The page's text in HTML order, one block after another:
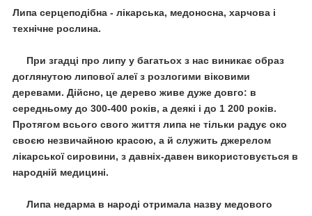
Липа серцеподібна - лікарська, медоносна, харчова і
технічне рослина.
При згадці про липу у багатьох з нас виникає образ
доглянутою липової алеї з розлогими віковими
деревами. Дійсно, це дерево живе дуже довго: в
середньому до 300-400 років, а деякі і до 1 200 років.
Протягом всього свого життя липа не тільки радує око
своєю незвичайною красою, а й служить джерелом
лікарської сировини, з давніх-давен використовується в
народній медицині.
Липа недарма в народі отримала назву медового